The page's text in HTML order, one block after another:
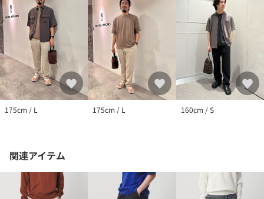
175cm / L 175cm / L 160cm / S
関連アイテム